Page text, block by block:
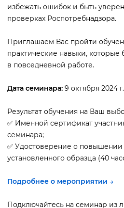
избежать ошибок и быть
проверках Роспотребнадзора.
Приглашаем Вас пройти
практические навыки, которые
повседневной работе.
Дата семинара: 9 октября 2024
Результат обучения на Ваш
✅ Именной сертификат
семинара;
✅ Удостоверение о
установленного образца (40
Подробнее о мероприятии →
Подключайтесь на семинар из